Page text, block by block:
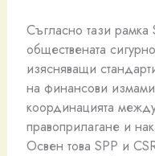
Съгласно тази рамка
обществената
изясняващи
на финансови
координацията
правоприлагане и
Освен това SPP и